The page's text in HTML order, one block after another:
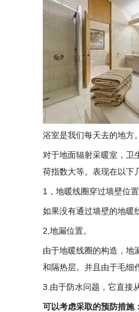
浴室是我们每天去的地方
对于地面辐射采暖室，卫
荷指数大等。表现在以下
1，地暖线圈穿过墙壁位置
如果没有通过墙壁的地暖
2,地漏位置。
由于地暖线圈的构造，地
和隔热层。并且由于毛细
3.由于防水问题，它直接
可以考虑采取的预防措施：